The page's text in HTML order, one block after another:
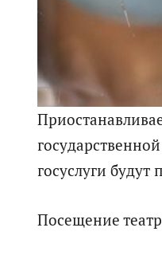
госуслуги будут
Посещение